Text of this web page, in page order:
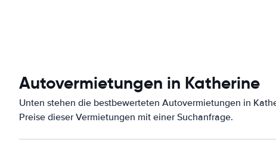
Autovermietungen in Katherine
Unten stehen die bestbewerteten Autovermietungen in
Preise dieser Vermietungen mit einer Suchanfrage.